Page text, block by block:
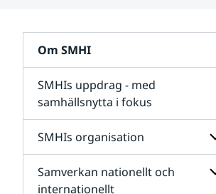
Om SMHI
SMHIs uppdrag - med
samhällsnytta i fokus
SMHIs organisation
Samverkan nationellt och
internationellt